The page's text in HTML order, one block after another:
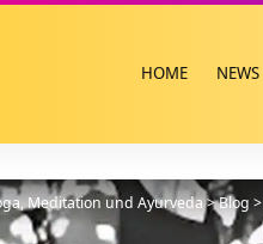
HOME NEWS
Meditation und Ayurveda>Blog >